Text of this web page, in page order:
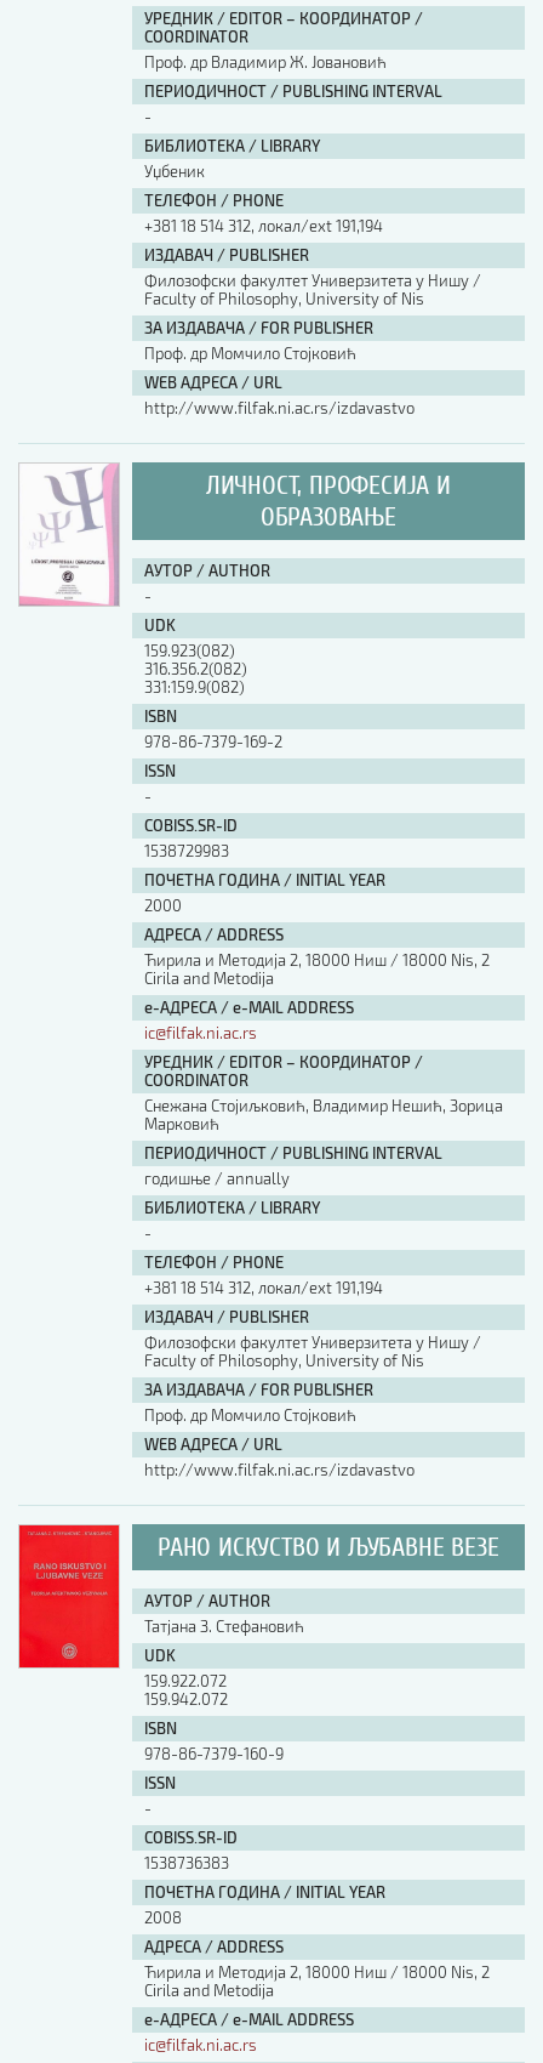
УРЕДНИК / EDITOR – КООРДИНАТОР /
COORDINATOR
Проф. др Владимир Ж. Јовановић
ПЕРИОДИЧНОСТ / PUBLISHING INTERVAL
-
БИБЛИОТЕКА / LIBRARY
Уџбеник
ТЕЛЕФОН / PHONE
+381 18 514 312, локал/ext 191,194
ИЗДАВАЧ / PUBLISHER
Филозофски факултет Универзитета у Нишу /
Faculty of Philosophy, University of Nis
ЗА ИЗДАВАЧА / FOR PUBLISHER
Проф. др Момчило Стојковић
WEB АДРЕСА / URL
http://www.filfak.ni.ac.rs/izdavastvo
ЛИЧНОСТ, ПРОФЕСИЈА И
ОБРАЗОВАЊЕ
АУТОР / AUTHOR
-
UDK
159.923(082)
316.356.2(082)
331:159.9(082)
ISBN
978-86-7379-169-2
ISSN
-
COBISS.SR-ID
1538729983
ПОЧЕТНА ГОДИНА / INITIAL YEAR
2000
АДРЕСА / ADDRESS
Ћирила и Методија 2, 18000 Ниш / 18000 Nis, 2
Cirila and Metodija
е-АДРЕСА / e-MAIL ADDRESS
ic@filfak.ni.ac.rs
УРЕДНИК / EDITOR – КООРДИНАТОР /
COORDINATOR
Снежана Стојиљковић, Владимир Нешић, Зорица
Марковић
ПЕРИОДИЧНОСТ / PUBLISHING INTERVAL
годишње / annually
БИБЛИОТЕКА / LIBRARY
-
ТЕЛЕФОН / PHONE
+381 18 514 312, локал/ext 191,194
ИЗДАВАЧ / PUBLISHER
Филозофски факултет Универзитета у Нишу /
Faculty of Philosophy, University of Nis
ЗА ИЗДАВАЧА / FOR PUBLISHER
Проф. др Момчило Стојковић
WEB АДРЕСА / URL
http://www.filfak.ni.ac.rs/izdavastvo
РАНО ИСКУСТВО И ЉУБАВНЕ ВЕЗЕ
АУТОР / AUTHOR
Татјана З. Стефановић
UDK
159.922.072
159.942.072
ISBN
978-86-7379-160-9
ISSN
-
COBISS.SR-ID
1538736383
ПОЧЕТНА ГОДИНА / INITIAL YEAR
2008
АДРЕСА / ADDRESS
Ћирила и Методија 2, 18000 Ниш / 18000 Nis, 2
Cirila and Metodija
е-АДРЕСА / e-MAIL ADDRESS
ic@filfak.ni.ac.rs